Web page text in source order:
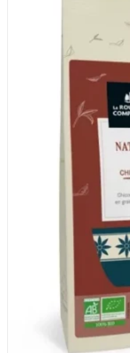
Ouvrir le média 0 en